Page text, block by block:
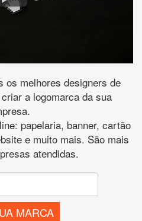
os melhores designers de
a logomarca da sua
papelaria, banner, cartão
e muito mais. São mais
atendidas.
MARCA